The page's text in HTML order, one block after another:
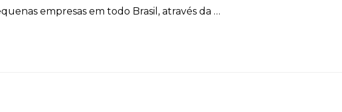
empresas em todo Brasil, através da …